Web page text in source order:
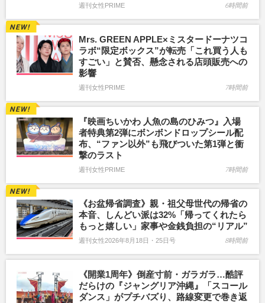
週刊女性PRIME 6時間前
Mrs. GREEN APPLE×ミスタードーナツコ
ラボ“限定ボックス”が転売「これ買う人も
すごい」と賛否、懸念される店頭販売への
影響
週刊女性PRIME 7時間前
『映画ちいかわ 人魚の島のひみつ』入場
者特典第2弾にボンボンドロップシール配
布、“ファン以外”も飛びついた第1弾と衝
撃のラスト
週刊女性PRIME 7時間前
《お盆帰省調査》親・祖父母世代の帰省の
本音、しんどい派は32%「帰ってくれたら
もっと嬉しい」家事や金銭負担の“リアル”
週刊女性2026年8月18日・25日号 8時間前
《開業1周年》倒産寸前・ガラガラ…酷評
だらけの『ジャングリア沖縄』「スコール
ダンス」がプチバズり、路線変更で巻き返